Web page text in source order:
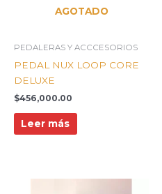
AGOTADO
PEDALERAS Y ACCCESORIOS
PEDAL NUX LOOP CORE
DELUXE
$456,000.00
Leer más